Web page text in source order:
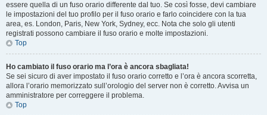
essere quella di un fuso orario differente dal tuo. Se così fosse, devi cambiare
le impostazioni del tuo profilo per il fuso orario e farlo coincidere con la tua
area, es. London, Paris, New York, Sydney, ecc. Nota che solo gli utenti
registrati possono cambiare il fuso orario e molte impostazioni.
Top
Ho cambiato il fuso orario ma l’ora è ancora sbagliata!
Se sei sicuro di aver impostato il fuso orario corretto e l’ora è ancora scorretta,
allora l’orario memorizzato sull’orologio del server non è corretto. Avvisa un
amministratore per correggere il problema.
Top